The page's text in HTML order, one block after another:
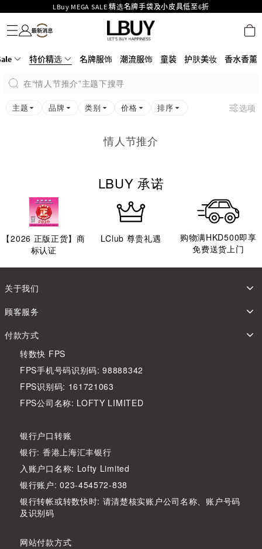
LBuy MEGA SALE 精选名牌手袋及小皮具低至6折
Goyard Hobo / Hobo Mini人气限量特别版限时原价低至75折!
LBuy呈献 - Hermès 及 Chanel 手袋及首饰低至6折，立即入手!
426号铺！
MOKO 1楼175号铺旗舰店特设名牌Hermès、CHANEL及LV专区！
购物满HKD500即享免运费！
名牌服饰
潮流服饰
童装
护肤美妆
香水香薰
个人护理
母婴护理
游戏及精品玩具
文仪用品
家居生活
电子产品
美食
医药保健
运动与户外用品
特价精选 名牌服饰 潮流服饰 童装 护肤美妆 香水香薰
在“情人节推介”主题下搜寻
主题 品牌 类别 价格 排序 选项
情人节推介
LBUY 承诺
【2026 正版正货】商
标认证
LClub 尊贵礼遇
购物满HKD500即享
免费送货上门
关于我们
顾客服务
付款方式
转数快 FPS
FPS手机号码识别码: 98888342
FPS识别码: 161721063
FPS公司名称: LOFTY LIMITED
银行户口转账
银行: 香港上海汇丰银行
入账户口名称: Lofty Limited
银行账户: 023-454572-838
银行转帐或转数快时: 请清楚核实账户公司名称、账户号码
及识别码
网站付款方式